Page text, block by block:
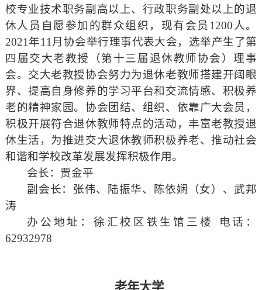
校专业技术职务副高以上、行政职务副处以上的退
休人员自愿参加的群众组织，现有会员 1200 人。
2021 年11 月协会举行理事代表大会，选举产生了第
四届交大老教授（第十三届退休教师协会）理事
会。交大老教授协会努力为退休老教师搭建开阔眼
界、提高自身修养的学习平台和交流情感、积极养
老的精神家园。协会团结、组织、依靠广大会员，
积极开展符合退休教师特点的活动，丰富老教授退
休生活，为推进交大退休教师积极养老、推动社会
和谐和学校改革发展发挥积极作用。
会长：贾金平
副会长：张伟、陆振华、陈依娴（女）、武邦
涛
办公地址：徐汇校区铁生馆三楼 电话：
62932978
老年大学